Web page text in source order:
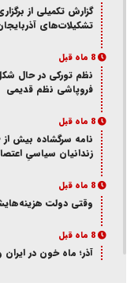
گزارش تکمیلی از
تشکیلات‌های
8 ماه قبل
نظم تورکی در حال
فروپاشی نظم قدیمی
8 ماه قبل
زندانیان سیاسیِ
8 ماه قبل
وقتی دولت
8 ماه قبل
آذر؛ ماه خون در ایران